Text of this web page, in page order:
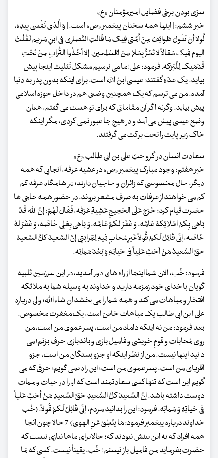
سرّی بودن برخی فضایل امیرمؤمنان «ع»
خبر ششم: [اینها همه سخنان پیغمبر «ص» است.] وَ الَّذی نَفْسی بِیدِه،
لُولا أنْ تَقُولَ طَوائِفُ مِنْ اُمَّتی فِیک مَا قَالَتِ النَّصاری فِی ابنِ مَریم لَقُلْتُ
الیوم فِیک مَقالاً لا تَمُرُّ بِمَلإ مِنَ المُسْلِمین، إلا أخَذُوا التُّرابِ مِنْ‎ تَحْتِ
قَدَمَیک لِلْبَرَکه. فرمود: علی! ما می ترسیم مشکل تَثلیث اینجا پیش
بیاید. یک عدّه گفتند: عیسی ابنُ الله است، برای اینکه بدون پدر به دنیا
آمده. من می ترسم که یک همچنین وضعی هم در داخل حوزه اسلامی
پیش بیاید. وگرنه اگر آن مقاماتی که برای تو هست می گفتم، همان
وضع عیسی پیش می آمد و در هیچ جا عبور نمی کردی، مگر اینکه
خاک زیر پایت را تحت برکت می گرفتند.
سعادت انسان در گرو حبّ علی بن ابی طالب «ع»
خبر هفتم: وجود مبارک پیغمبر «ص» در عشیه عرفه، آنجایی که همه
دیگر، حال مخصوصی که زائران و حاجیان دارند؛ در شامگاه عرفه کم
کم می خواهند از عرفات به طرف مشعر بروند، در حضور همه حاجی ها
حضرت قیام کرد؛ خَرَجَ عَلَی الحَجیجِ عَشِیةِ عَرَفِه، فَقَالَ لَهُمْ: إنَّ الله قَدْ
بَاهی بِکمْ المَلائِکهَ عَامَّه، وَ غَفَرَ لَکمْ عَامَّه، وَ بَاهی بِعَلِی خَاصِّه، وَ غَفَرَ لَهُ
خَاصِّه، إنّی قَائِلٌ لَکمْ قُولاً غَیرِ مُحابٍ فِیهِ لِقِرابَتِی إنَّ السَّعیدَ کلُّ السَّعیدَ
حقَّ السَّعیدْ مَنْ اَحَبَّ عَلِیاً فِی حَیاتِهِ وَ بَعْدَ مَماتِه.
فرمود: خُب، الان شما اینجا از راه های دور آمدید، در این سرزمین تَلبیه
گویان با خدای خود زمزمه دارید و خداوند به وسیله شما به ملائکه
افتخار و مباهات می کند و همه شما را می بخشد ان شاء الله؛ ولی درباره
علی ا بن ابی طالب یک مباهات خاصّ است، یک مغفرت مخصوص.
بعد فرمود: من نه اینکه داماد من است، پسر عموی من است، من
روی مُحابات و قومِ خویشی و فامیل بازی و باندبازی حرف بزنم! می
دانید اینها نیست. من از نظر اینکه او جزو بستگان من است، جزو
اَقربای من است، پسر عموی من است؛ این راه نمی گویم؛ حرفی که می
گویم این است که تنها کسی سعادتمند است که او را در حیات و ممات
دوست داشته باشد. إنَّ السَّعیدَ کلُّ السَّعیدِ حَقَّ السَّعیدِ مَنْ أحَبَّ عَلیاً
فِی حَیاتِهِ وَ مَماتِه. فرمود: این را بدانید مردم، إنّی قَائِلٌ لَکمْ قُولاً. (خُب
خداوند درباره پیغمبر فرمود: مَا ینْطِقُ عَنِ الهَوی) 7 حالا چون آنجا
همه افراد که به این بینش نبودند که؛ حالا برای ماها نیازی نیست که
حضرت بفرماید من فامیل باز نیستم! خُب، یقیناً نیست. کسی که مَا